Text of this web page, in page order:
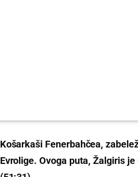
Košarkaši Fenerbahčea,
Evrolige. Ovoga puta, Žalgiris